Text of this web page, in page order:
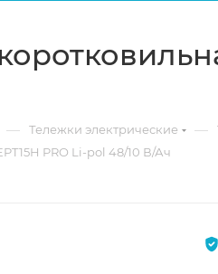
— Тележки электрические —
PRO Li-pol 48/10 В/Ач